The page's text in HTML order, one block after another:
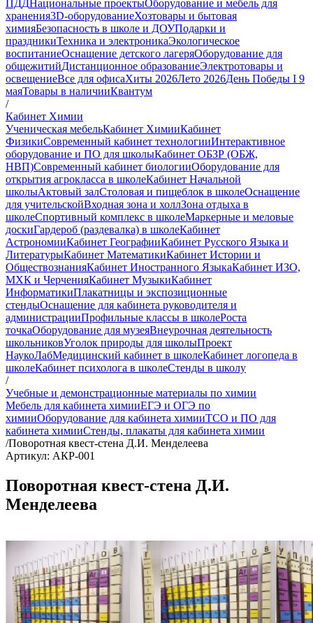
ПДДНациональные проектыОборудование и мебель для
хранения3D-оборудованиеХозтовары и бытовая
химияБезопасность в школе и ДОУПодарки и
праздникиТехника и электроникаЭкологическое
воспитаниеОснащение детского лагеряОборудование для
общежитийДистанционное образованиеЭлектротовары и
освещениеВсе для офисаХиты 2026Лето 2026День Победы I 9
маяТовары в наличииКвантум
/
Кабинет Химии
Ученическая мебельКабинет ХимииКабинет
ФизикиСовременный кабинет технологииИнтерактивное
оборудование и ПО для школыКабинет ОБЗР (ОБЖ,
НВП)Современный кабинет биологииОборудование для
открытия агрокласса в школеКабинет Начальной
школыАктовый залСтоловая и пищеблок в школеОснащение
для учительскойВходная зона и холлЗона отдыха в
школеСпортивный комплекс в школеМаркерные и меловые
доскиГардероб (раздевалка) в школеКабинет
АстрономииКабинет ГеографииКабинет Русского Языка и
ЛитературыКабинет МатематикиКабинет Истории и
ОбществознанияКабинет Иностранного ЯзыкаКабинет ИЗО,
МХК и ЧерченияКабинет МузыкиКабинет
ИнформатикиПлакатницы и экспозиционные
стендыОснащение для кабинета руководителя и
администрацииПрофильные классы в школеРоста
точкаОборудование для музеяВнеурочная деятельность
школьниковУголок природы для школыПроект
НаукоЛабМедицинский кабинет в школеКабинет логопеда в
школеКабинет психолога в школеСтенды в школу
/
Учебные и демонстрационные материалы по химии
Мебель для кабинета химииЕГЭ и ОГЭ по
химииОборудование для кабинета химииТСО и ПО для
кабинета химииСтенды, плакаты для кабинета химии
/Поворотная квест-стена Д.И. Менделеева
Артикул: АКР-001
Поворотная квест-стена Д.И.
Менделеева